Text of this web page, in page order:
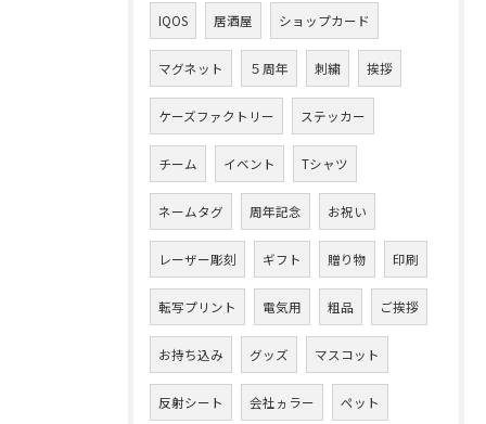
IQOS 居酒屋 ショップカード
マグネット ５周年 刺繍 挨拶
ケーズファクトリー ステッカー
チーム イベント Tシャツ
ネームタグ 周年記念 お祝い
レーザー彫刻 ギフト 贈り物 印刷
転写プリント 電気用 粗品 ご挨拶
お持ち込み グッズ マスコット
反射シート 会社ヵラー ペット